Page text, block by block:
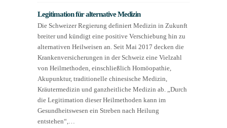
Legitimation für alternative Medizin
Die Schweizer Regierung definiert Medizin in Zukunft
breiter und kündigt eine positive Verschiebung hin zu
alternativen Heilweisen an. Seit Mai 2017 decken die
Krankenversicherungen in der Schweiz eine Vielzahl
von Heilmethoden, einschließlich Homöopathie,
Akupunktur, traditionelle chinesische Medizin,
Kräutermedizin und ganzheitliche Medizin ab. „Durch
die Legitimation dieser Heilmethoden kann im
Gesundheitswesen ein Streben nach Heilung
entstehen“,…